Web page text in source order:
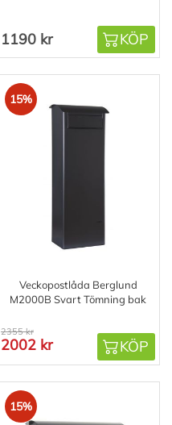
1190 kr KÖP
15%
Veckopostlåda Berglund
M2000B Svart Tömning bak
2355 kr
2002 kr KÖP
15%